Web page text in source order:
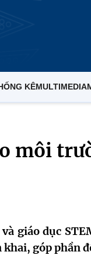
KÊMULTIMEDIA
môi
giáo dục
góp phần